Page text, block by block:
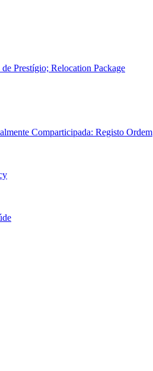
Prestígio; Relocation Package
Comparticipada: Registo Ordem